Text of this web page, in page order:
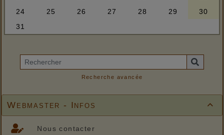
Recherche avancée

Webmaster - Infos
Nous contacter